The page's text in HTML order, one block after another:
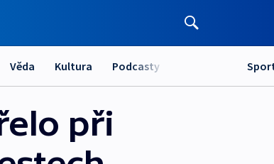
Věda Kultura Podcasty
při